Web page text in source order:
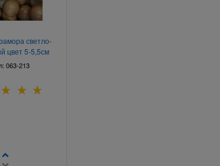
светло-
цвет 5-5,5см
063-213